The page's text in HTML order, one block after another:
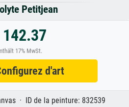
Petitjean
142.37
17% MwSt.
d'art
· ID de la peinture: 832539